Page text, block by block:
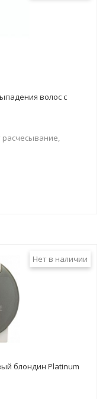
волос с
расчесывание,
Нет в наличии
блондин Platinum